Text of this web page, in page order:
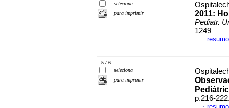
seleciona
para imprimir
2011:
Pediatr.
1249
·
5 / 6
seleciona
para imprimir
p.216-